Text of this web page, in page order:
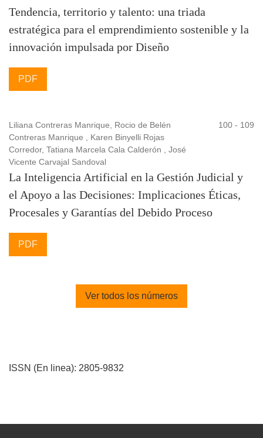
Tendencia, territorio y talento: una triada
estratégica para el emprendimiento sostenible y la
innovación impulsada por Diseño
PDF
Liliana Contreras Manrique, Rocio de Belén
Contreras Manrique , Karen Binyelli Rojas
Corredor, Tatiana Marcela Cala Calderón , José
Vicente Carvajal Sandoval
100 - 109
La Inteligencia Artificial en la Gestión Judicial y
el Apoyo a las Decisiones: Implicaciones Éticas,
Procesales y Garantías del Debido Proceso
PDF
Ver todos los números
ISSN (En linea): 2805-9832